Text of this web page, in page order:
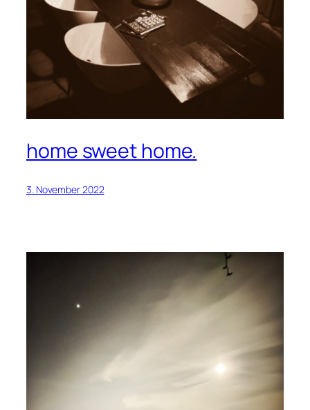
home sweet home.
3. November 2022